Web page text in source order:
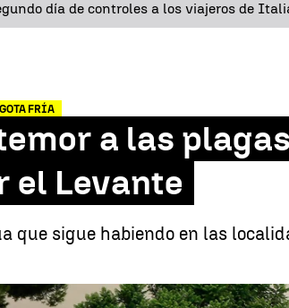
día de controles a los viajeros de
FRÍA
a las
el Levante
que sigue habiendo en las